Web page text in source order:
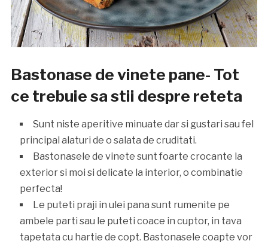
Bastonase de vinete pane- Tot
ce trebuie sa stii despre reteta
Sunt niste aperitive minuate dar si gustari sau fel
principal alaturi de o salata de cruditati.
Bastonasele de vinete sunt foarte crocante la
exterior si moi si delicate la interior, o combinatie
perfecta!
Le puteti praji in ulei pana sunt rumenite pe
ambele parti sau le puteti coace in cuptor, in tava
tapetata cu hartie de copt. Bastonasele coapte vor